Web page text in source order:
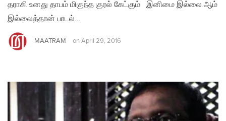
தராகி உனது தாபம் மிகுந்த குரல் கேட்கும் இனிமை இல்லை ஆம்
இல்லைத்தான் பாடல்…
MAATRAM on April 29, 2016